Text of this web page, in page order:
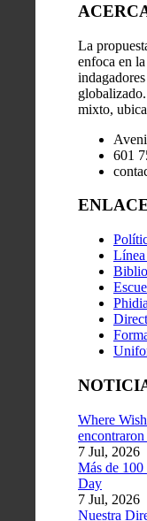
La
enfoca en
mixto,
601
Línea
Where
7 Jul, 2026
Más de
Day
7 Jul, 2026
Nuestra